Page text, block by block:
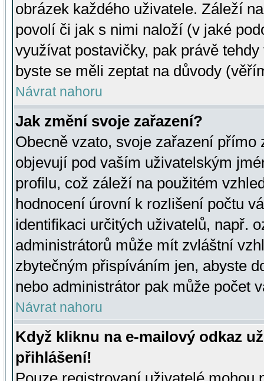
obrázek každého uživatele. Záleží
povolí či jak s nimi naloží (v jaké
využívat postavičky, pak právě
byste se měli zeptat na důvody
Návrat nahoru
Jak změní svoje zařazení?
Obecně vzato, svoje zařazení přímo
objevují pod vaším uživatelským
profilu, což záleží na použitém
hodnocení úrovní k rozlišení počtu
identifikaci určitých uživatelů, např.
administrátorů může mít zvláštní
zbytečným přispíváním jen, abyste
nebo administrátor pak může počet
Návrat nahoru
Když kliknu na e-mailový odkaz
přihlášení!